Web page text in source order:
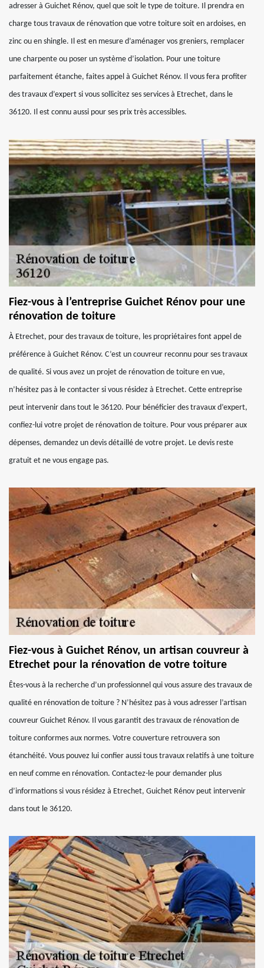
adresser à Guichet Rénov, quel que soit le type de toiture. Il prendra en
charge tous travaux de rénovation que votre toiture soit en ardoises, en
zinc ou en shingle. Il est en mesure d’aménager vos greniers, remplacer
une charpente ou poser un système d’isolation. Pour une toiture
parfaitement étanche, faites appel à Guichet Rénov. Il vous fera profiter
des travaux d’expert si vous sollicitez ses services à Etrechet, dans le
36120. Il est connu aussi pour ses prix très accessibles.
Fiez-vous à l’entreprise Guichet Rénov pour une
rénovation de toiture
À Etrechet, pour des travaux de toiture, les propriétaires font appel de
préférence à Guichet Rénov. C’est un couvreur reconnu pour ses travaux
de qualité. Si vous avez un projet de rénovation de toiture en vue,
n’hésitez pas à le contacter si vous résidez à Etrechet. Cette entreprise
peut intervenir dans tout le 36120. Pour bénéficier des travaux d’expert,
confiez-lui votre projet de rénovation de toiture. Pour vous préparer aux
dépenses, demandez un devis détaillé de votre projet. Le devis reste
gratuit et ne vous engage pas.
Fiez-vous à Guichet Rénov, un artisan couvreur à
Etrechet pour la rénovation de votre toiture
Êtes-vous à la recherche d’un professionnel qui vous assure des travaux de
qualité en rénovation de toiture ? N’hésitez pas à vous adresser l’artisan
couvreur Guichet Rénov. Il vous garantit des travaux de rénovation de
toiture conformes aux normes. Votre couverture retrouvera son
étanchéité. Vous pouvez lui confier aussi tous travaux relatifs à une toiture
en neuf comme en rénovation. Contactez-le pour demander plus
d’informations si vous résidez à Etrechet, Guichet Rénov peut intervenir
dans tout le 36120.